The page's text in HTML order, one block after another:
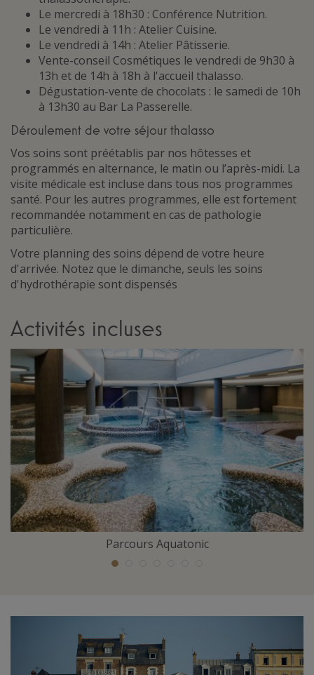
Le mercredi à 18h30 : Conférence Nutrition.
Le vendredi à 11h : Atelier Cuisine.
Le vendredi à 14h : Atelier Pâtisserie.
Vente-conseil Cosmétiques le vendredi de 9h30 à
13h et de 14h à 18h à l'accueil thalasso.
Dégustation-vente de chocolats : le samedi de 10h
à 13h30 au Bar La Passerelle.
Déroulement de votre séjour thalasso
Vos soins sont préétablis par nos hôtesses et
programmés en alternance, le matin ou l’après-midi. La
visite médicale est incluse dans tous nos programmes
santé. Pour les autres programmes, elle est fortement
recommandée notamment en cas de pathologie
particulière.
Votre planning des soins dépend de votre heure
d'arrivée. Notez que le dimanche, seuls les soins
d'hydrothérapie sont dispensés
Activités incluses
Parcours Aquatonic